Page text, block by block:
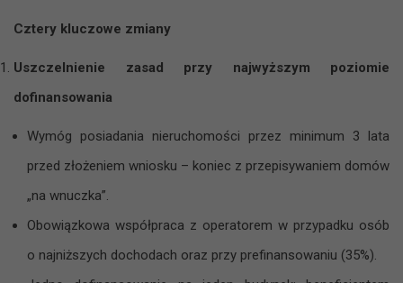
Cztery kluczowe zmiany
Uszczelnienie zasad przy najwyższym poziomie
dofinansowania
Wymóg posiadania nieruchomości przez minimum 3 lata
przed złożeniem wniosku – koniec z przepisywaniem domów
„na wnuczka”.
Obowiązkowa współpraca z operatorem w przypadku osób
o najniższych dochodach oraz przy prefinansowaniu (35%).